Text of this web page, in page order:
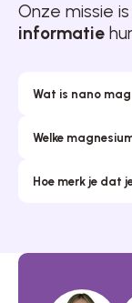
Onze missie
informatie
Wat is nano
Welke
Hoe merk je dat